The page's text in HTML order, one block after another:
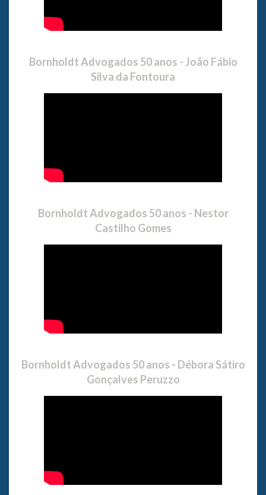
Bornholdt Advogados 50 anos - João Fábio
Silva da Fontoura
Bornholdt Advogados 50 anos - Nestor
Castilho Gomes
Bornholdt Advogados 50 anos - Débora Sátiro
Gonçalves Peruzzo